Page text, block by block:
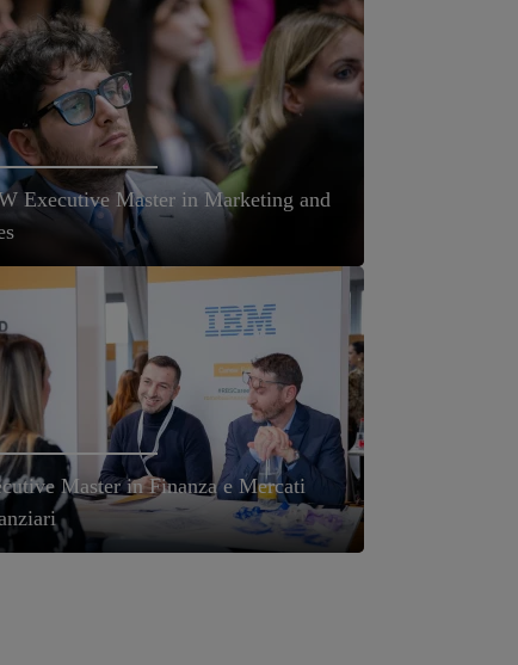
Executive Master in Marketing and
Master in Finanza e Mercati